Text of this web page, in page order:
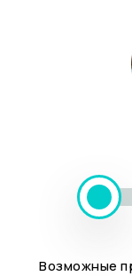
Возможные